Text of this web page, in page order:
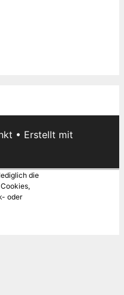
• Erstellt mit
die
oder